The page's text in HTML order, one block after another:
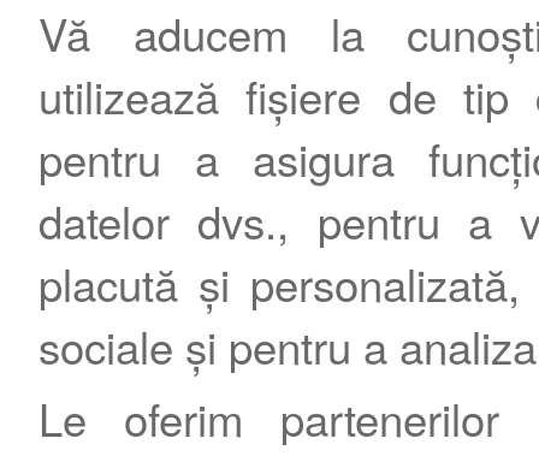
Vă aducem la
utilizează fișiere de tip
pentru a asigura
datelor dvs., pentru a
placută și
sociale și pentru a
Le oferim
Contact|Termeni şi condiţii Publicitate